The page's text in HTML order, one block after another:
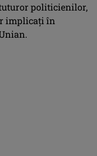
politicienilor,
implicaţi în